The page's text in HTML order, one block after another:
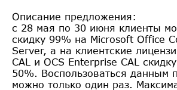
Описание предложения:
с 28 мая по 30 июня клиенты
скидку 99% на Microsoft Office
Server, а на клиентские
CAL и OCS Enterprise CAL
50%. Воспользоваться данным
можно только один раз.